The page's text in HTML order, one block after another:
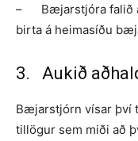
– Bæjarstjóra falið
birta á heimasíðu
3. Aukið
Bæjarstjórn vísar því
tillögur sem miði að